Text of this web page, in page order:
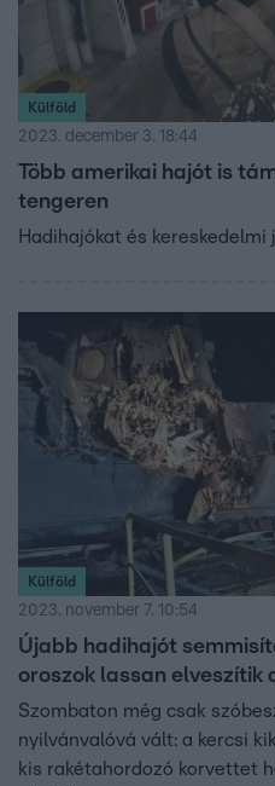
Külföld
2023. december 3. 18:44
Több amerikai hajót is
tengeren
Hadihajókat és
Külföld
2023. november 7. 10:54
Újabb hadihajót
oroszok lassan
Szombaton még csak
nyilvánvalóvá vált: a kercsi
kis rakétahordozó korvettet